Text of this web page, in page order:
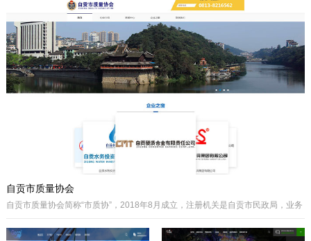
发，本次完成自贡市华耀文化艺术有限
公司官网定制搭建，包含品牌展示、案
例展示、在线询盘功能，搭配全套基础
SEO优化。
于电力、氧化铝、矿山、石油石化、钢
铁等行业所需的机械密封件及其配件、
密封件的生产制造；因公司业务发展需
要，成立的四川科朗环保设备有限公司
主要经营泵阀及其配件、硬质合金制品
类产品、耐磨材料类配件，承接用户非
标件设计和定制。
自贡市质量协会
自贡市质量协会简称“市质协”，2018年8月成立，注册机关是自贡市民政局，业务
协会之一，历届会长由主管经济工作的副市长担任，是自贡市市场监督管理局领